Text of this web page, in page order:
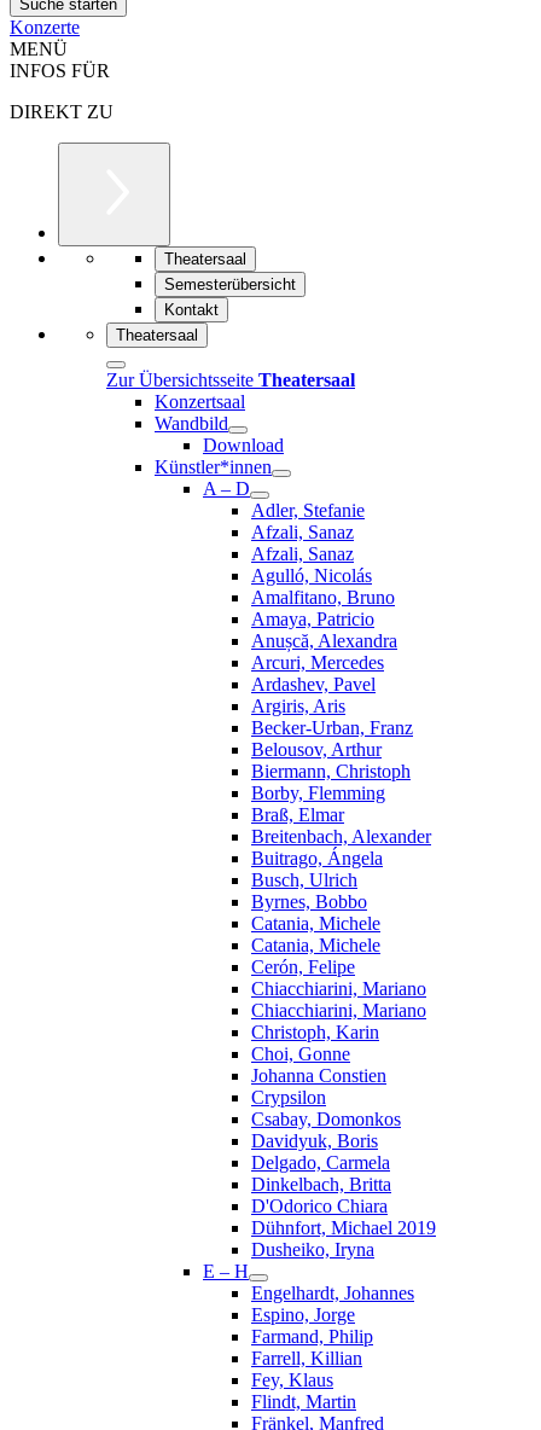
Konzerte
MENÜ
INFOS FÜR
DIREKT ZU
Theatersaal
Semesterübersicht
Kontakt
Theatersaal
Zur Übersichtsseite Theatersaal
Konzertsaal
Wandbild
Download
Künstler*innen
A – D
Adler, Stefanie
Afzali, Sanaz
Afzali, Sanaz
Agulló, Nicolás
Amalfitano, Bruno
Amaya, Patricio
Anușcă, Alexandra
Arcuri, Mercedes
Ardashev, Pavel
Argiris, Aris
Becker-Urban, Franz
Belousov, Arthur
Biermann, Christoph
Borby, Flemming
Braß, Elmar
Breitenbach, Alexander
Buitrago, Ángela
Busch, Ulrich
Byrnes, Bobbo
Catania, Michele
Catania, Michele
Cerón, Felipe
Chiacchiarini, Mariano
Chiacchiarini, Mariano
Christoph, Karin
Choi, Gonne
Johanna Constien
Crypsilon
Csabay, Domonkos
Davidyuk, Boris
Delgado, Carmela
Dinkelbach, Britta
D'Odorico Chiara
Dühnfort, Michael 2019
Dusheiko, Iryna
E – H
Engelhardt, Johannes
Espino, Jorge
Farmand, Philip
Farrell, Killian
Fey, Klaus
Flindt, Martin
Fränkel, Manfred